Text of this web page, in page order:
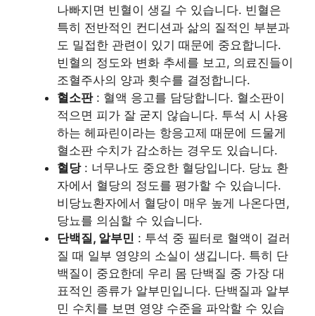
나빠지면 빈혈이 생길 수 있습니다. 빈혈은
특히 전반적인 컨디션과 삶의 질적인 부분과
도 밀접한 관련이 있기 때문에 중요합니다.
빈혈의 정도와 변화 추세를 보고, 의료진들이
조혈주사의 양과 횟수를 결정합니다.
혈소판: 혈액 응고를 담당합니다. 혈소판이
적으면 피가 잘 굳지 않습니다. 투석 시 사용
하는 헤파린이라는 항응고제 때문에 드물게
혈소판 수치가 감소하는 경우도 있습니다.
혈당: 너무나도 중요한 혈당입니다. 당뇨 환
자에서 혈당의 정도를 평가할 수 있습니다.
비당뇨환자에서 혈당이 매우 높게 나온다면,
당뇨를 의심할 수 있습니다.
단백질, 알부민 : 투석 중 필터로 혈액이 걸러
질 때 일부 영양의 소실이 생깁니다. 특히 단
백질이 중요한데 우리 몸 단백질 중 가장 대
표적인 종류가 알부민입니다. 단백질과 알부
민 수치를 보면 영양 수준을 파악할 수 있습